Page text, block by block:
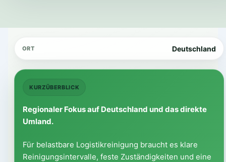
ORT Deutschland
KURZÜBERBLICK
Regionaler Fokus auf Deutschland und das direkte
Umland.
Für belastbare Logistikreinigung braucht es klare
Reinigungsintervalle, feste Zuständigkeiten und eine